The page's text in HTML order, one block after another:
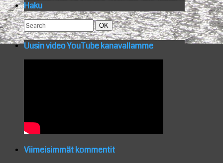
Haku
Search
for:
Search
OK
Uusin video YouTube kanavallamme
Viimeisimmät kommentit